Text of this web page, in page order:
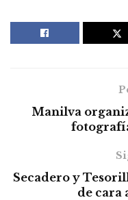
Manilva
Secadero y
de cara